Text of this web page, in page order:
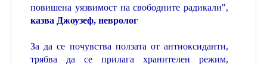
повишена уязвимост на свободните радикали",
казва Джоузеф, невролог
За да се почувства ползата от антиоксиданти,
трябва да се прилага хранителен режим,